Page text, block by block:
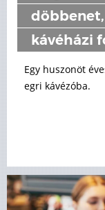
kávéházi
Egy huszonöt
egri kávézóba.